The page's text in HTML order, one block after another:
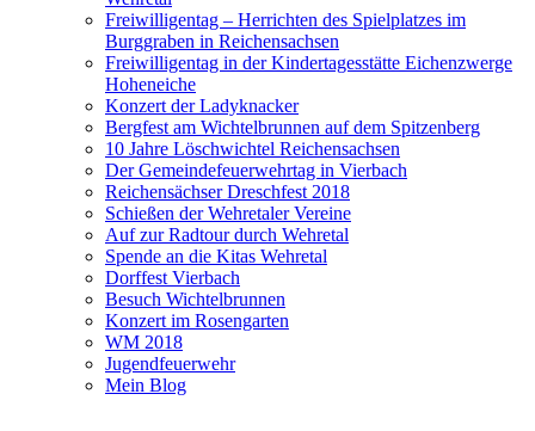
Freiwilligentag – Herrichten des Spielplatzes im
Burggraben in Reichensachsen
Freiwilligentag in der Kindertagesstätte Eichenzwerge
Hoheneiche
Konzert der Ladyknacker
Bergfest am Wichtelbrunnen auf dem Spitzenberg
10 Jahre Löschwichtel Reichensachsen
Der Gemeindefeuerwehrtag in Vierbach
Reichensächser Dreschfest 2018
Schießen der Wehretaler Vereine
Auf zur Radtour durch Wehretal
Spende an die Kitas Wehretal
Dorffest Vierbach
Besuch Wichtelbrunnen
Konzert im Rosengarten
WM 2018
Jugendfeuerwehr
Mein Blog